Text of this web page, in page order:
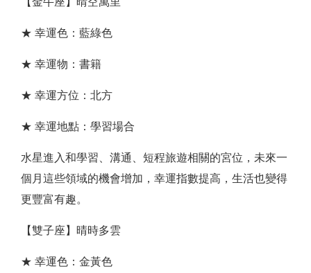
★ 幸運色：藍綠色
★ 幸運物：書籍
★ 幸運方位：北方
★ 幸運地點：學習場合
水星進入和學習、溝通、短程旅遊相關的宮位，未來一
個月這些領域的機會增加，幸運指數提高，生活也變得
更豐富有趣。
【雙子座】晴時多雲
★ 幸運色：金黃色